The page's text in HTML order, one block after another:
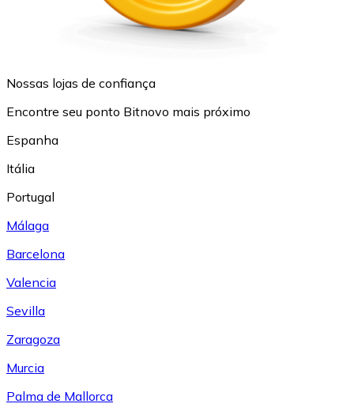
Nossas lojas de confiança
Encontre seu ponto Bitnovo mais próximo
Espanha
Itália
Portugal
Málaga
Barcelona
Valencia
Sevilla
Zaragoza
Murcia
Palma de Mallorca